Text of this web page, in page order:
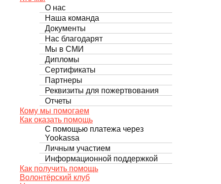
О нас
Наша команда
Документы
Нас благодарят
Мы в СМИ
Дипломы
Сертификаты
Партнеры
Реквизиты для пожертвования
Отчеты
Кому мы помогаем
Как оказать помощь
С помощью платежа через
Yookassa
Личным участием
Информационной поддержкой
Как получить помощь
Волонтёрский клуб